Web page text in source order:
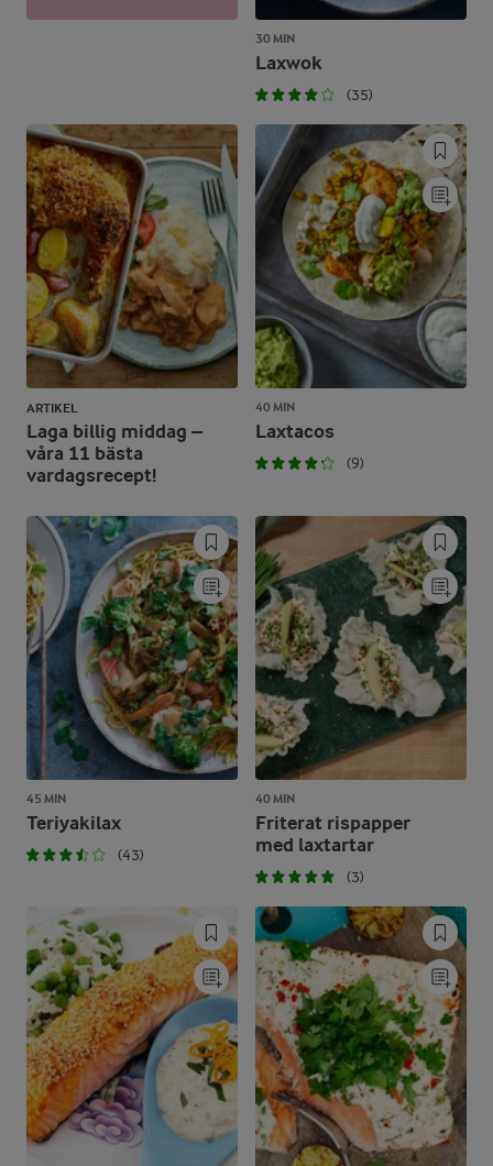
30 MIN
Laxwok
(35)
ARTIKEL
Laga billig middag –
våra 11 bästa
vardagsrecept!
40 MIN
Laxtacos
(9)
45 MIN
Teriyakilax
(43)
40 MIN
Friterat rispapper
med laxtartar
(3)